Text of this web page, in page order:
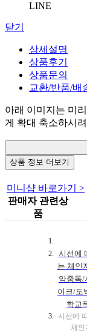
LINE
닫기
상세설명
상품후기
상품문의
교환/반품/배
아래 이미지는 미
게 확대 축소하시
상품 정보 더보기
미니샵 바로가기 >
판매자 관련상
품
시선에
는 체인
약중독/
이크/도
학교
시선에
체인